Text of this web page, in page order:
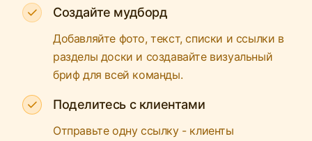
Создайте мудборд
Добавляйте фото, текст, списки и ссылки в
разделы доски и создавайте визуальный
бриф для всей команды.
Поделитесь с клиентами
Отправьте одну ссылку - клиенты